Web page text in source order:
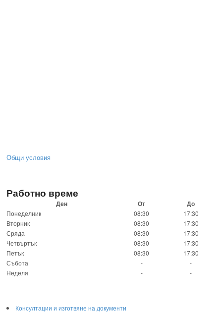
Общи условия
Работно време
Ден От До
Понеделник 08:30
17:30
Вторник
08:30
17:30
Сряда
08:30
17:30
Четвъртък
08:30
17:30
Петък
08:30
17:30
Събота
-
-
Неделя
- -
Консултации и изготвяне на документи